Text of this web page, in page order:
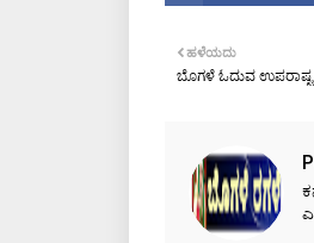
ಹಳೆಯದು
ಬೊಗಳೆ ಓದುವ